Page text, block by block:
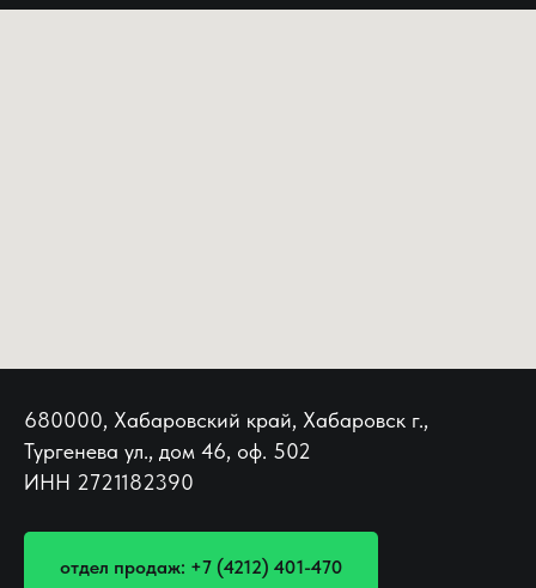
680000, Хабаровский край, Хабаровск г.,
Тургенева ул., дом 46, оф. 502
ИНН 2721182390
отдел продаж: +7 (4212) 401-470